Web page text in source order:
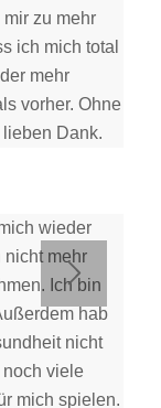
zu mehr
ich mich total
mehr
vorher. Ohne
Dank.
wieder
nicht mehr
Ich bin
hab
nicht
noch viele
mich spielen.